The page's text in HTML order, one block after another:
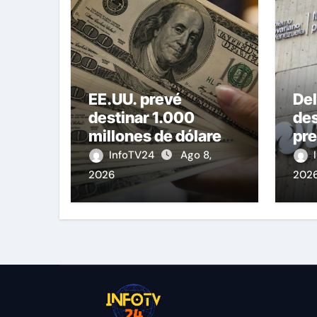
EE.UU. prevé
destinar 1.000
millones de dólares
a Colombia para un
paquete de
seguridad
InfoTV24
Ago 8,
2026